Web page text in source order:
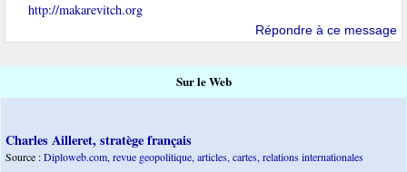
http://makarevitch.org
Répondre à ce message
Sur le Web
Charles Ailleret, stratège français
Source :Diploweb.com, revue geopolitique, articles, cartes, relations internationales